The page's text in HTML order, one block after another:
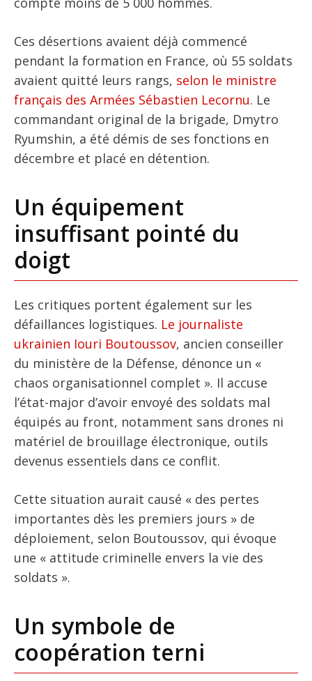
Ces désertions avaient déjà commencé
pendant la formation en France, où 55 soldats
avaient quitté leurs rangs, selon le ministre
français des Armées Sébastien Lecornu. Le
commandant original de la brigade, Dmytro
Ryumshin, a été démis de ses fonctions en
décembre et placé en détention.
Un équipement
insuffisant pointé du
doigt
Les critiques portent également sur les
défaillances logistiques. Le journaliste
ukrainien Iouri Boutoussov, ancien conseiller
du ministère de la Défense, dénonce un «
chaos organisationnel complet ». Il accuse
l’état-major d’avoir envoyé des soldats mal
équipés au front, notamment sans drones ni
matériel de brouillage électronique, outils
devenus essentiels dans ce conflit.
Cette situation aurait causé « des pertes
importantes dès les premiers jours » de
déploiement, selon Boutoussov, qui évoque
une « attitude criminelle envers la vie des
soldats ».
Un symbole de
coopération terni